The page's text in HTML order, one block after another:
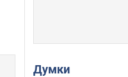
Думки